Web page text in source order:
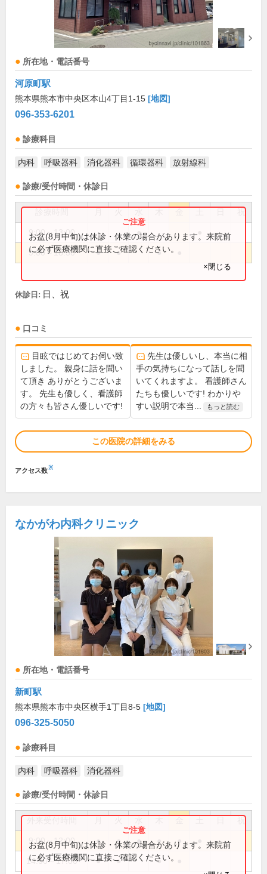
所在地・電話番号
河原町駅
熊本県熊本市中央区本山4丁目1-15 [地図]
096-353-6201
診療科目
内科 呼吸器科 消化器科 循環器科 放射線科
診療/受付時間・休診日
祝
9:00～13:00 ●
9:00～18:30 ● ● ●
お盆(8月中旬)は休診・休業の場合があります。来院前
に必ず医療機関に直接ご確認ください。
×閉じる
休診日: 日、祝
口コミ
目眩ではじめてお伺い致
しました。 親身に話を聞い
て頂き ありがとうございま
す。 先生も優しく、看護師
の方々も皆さん優しいです!
先生は優しいし、本当に相
手の気持ちになって話しを聞
いてくれますよ。 看護師さん
たちも優しいです! わかりや
すい説明で本当...
もっと読む
この医院の詳細をみる
アクセス数※
なかがわ内科クリニック
所在地・電話番号
新町駅
熊本県熊本市中央区横手1丁目8-5 [地図]
096-325-5050
診療科目
内科 呼吸器科 消化器科
診療/受付時間・休診日
祝
9:00～12:00 ● ● ● ● ●
14:00～17:00 ● ● ●
お盆(8月中旬)は休診・休業の場合があります。来院前
に必ず医療機関に直接ご確認ください。